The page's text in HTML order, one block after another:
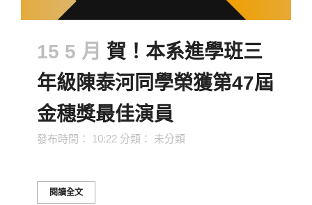
15 5 月 賀！本系進學班三
年級陳泰河同學榮獲第47屆
金穗獎最佳演員
發布時間： 10:22 分類： 未分類
閱讀全文